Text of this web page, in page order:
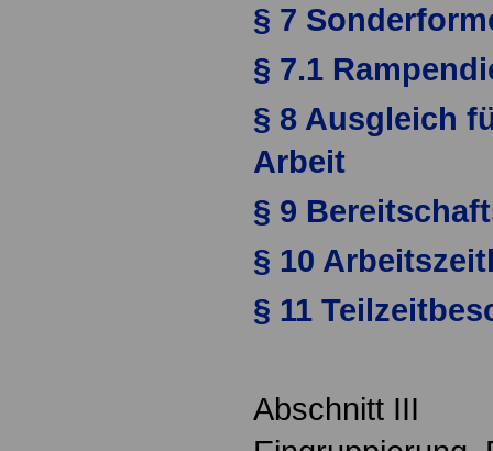
§ 7
§ 7.1
§ 8 Ausgleich
Arbeit
§ 9
§ 10
§ 11
Abschnitt III